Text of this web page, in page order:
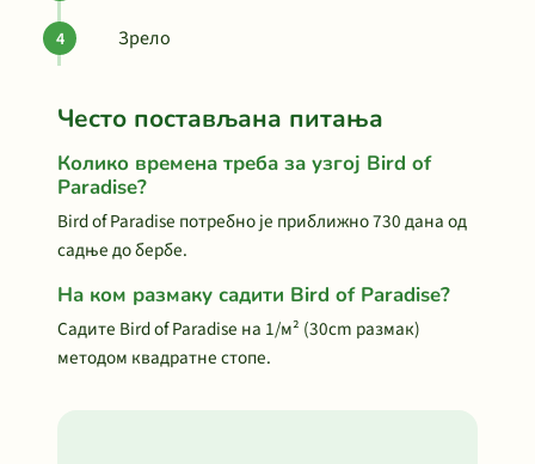
Зрело
Често постављана питања
Колико времена треба за узгој Bird of
Paradise?
Bird of Paradise потребно је приближно 730 дана од
садње до бербе.
На ком размаку садити Bird of Paradise?
Садите Bird of Paradise на 1/м² (30cm размак)
методом квадратне стопе.